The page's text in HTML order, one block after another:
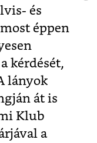
és
éppen
kérdését,
lányok
át is
Klub
a